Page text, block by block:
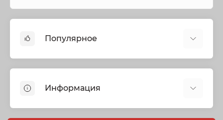
Популярное
Запорная арматура
Трубы и фитинги
Информация